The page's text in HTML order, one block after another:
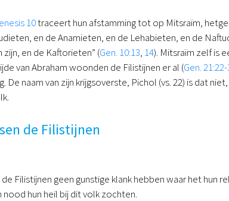
10traceert hun afstamming tot op Mitsraïm,
en de Anamieten, en de Lehabieten, en de
en de Kaftorieten” (Gen. 10:13, 14). Mitsraïm zelf is
van Abraham woonden de Filistijnen er al (Gen.
De naam van zijn krijgsoverste, Pichol (vs. 22) is dat
de Filistijnen
Filistijnen geen gunstige klank hebben waar het
nood hun heil bij dit volk zochten.